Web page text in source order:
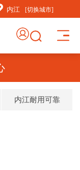
内江 [切换城市]
内江耐用可靠